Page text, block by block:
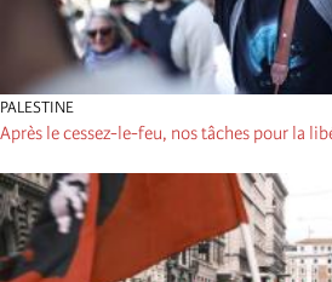
PALESTINE
Après le cessez-le-feu, nos tâches pour la